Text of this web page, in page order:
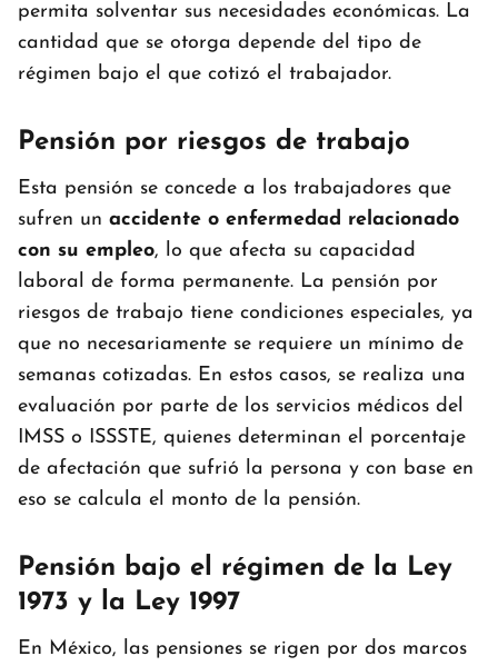
permita solventar sus necesidades económicas. La
cantidad que se otorga depende del tipo de
régimen bajo el que cotizó el trabajador.
Pensión por riesgos de trabajo
Esta pensión se concede a los trabajadores que
sufren un accidente o enfermedad relacionado
con su empleo, lo que afecta su capacidad
laboral de forma permanente. La pensión por
riesgos de trabajo tiene condiciones especiales, ya
que no necesariamente se requiere un mínimo de
semanas cotizadas. En estos casos, se realiza una
evaluación por parte de los servicios médicos del
IMSS o ISSSTE, quienes determinan el porcentaje
de afectación que sufrió la persona y con base en
eso se calcula el monto de la pensión.
Pensión bajo el régimen de la Ley
1973 y la Ley 1997
En México, las pensiones se rigen por dos marcos